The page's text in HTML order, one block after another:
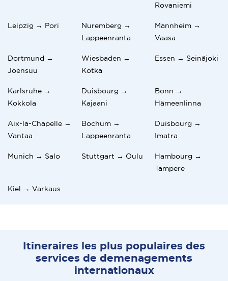
Rovaniemi
Leipzig → Pori
Nuremberg →
Lappeenranta
Mannheim →
Vaasa
Dortmund →
Joensuu
Wiesbaden →
Kotka
Essen → Seinäjoki
Karlsruhe →
Kokkola
Duisbourg →
Kajaani
Bonn →
Hämeenlinna
Aix-la-Chapelle →
Vantaa
Bochum →
Lappeenranta
Duisbourg →
Imatra
Munich → Salo Stuttgart → Oulu
Hambourg →
Tampere
Kiel → Varkaus
Itineraires les plus populaires des
services de demenagements
internationaux